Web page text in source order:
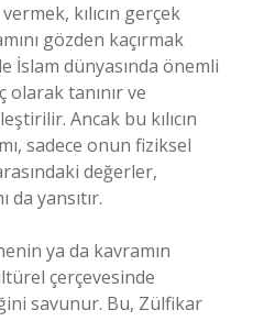
kılıcın gerçek
gözden kaçırmak
İslam dünyasında önemli
olarak tanınır ve
Ancak bu kılıcın
sadece onun fiziksel
değerler,
da yansıtır.
ya da kavramın
çerçevesinde
savunur. Bu, Zülfikar